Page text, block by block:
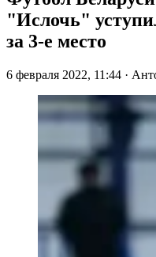
"Ислочь"
за 3-е место
6 февраля 2022, 11:44 ·